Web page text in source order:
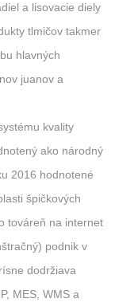
a lisovacie diely
tlmičov takmer
hlavných
juanov a
kvality
ako národný
2016 hodnotené
špičkových
továreň na internet
podnik v
dodržiava
MES, WMS a